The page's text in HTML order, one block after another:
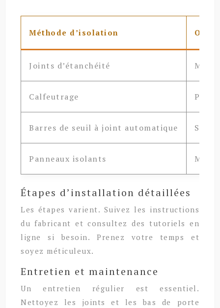
Méthode d’isolation
Joints d’étanchéité
Calfeutrage
Barres de seuil à joint automatique Scie,
Panneaux isolants
Étapes d’installation détaillées
Les étapes varient. Suivez les instructions
du fabricant et consultez des tutoriels en
ligne si besoin. Prenez votre temps et
soyez méticuleux.
Entretien et maintenance
Un entretien régulier est essentiel.
Nettoyez les joints et les bas de porte